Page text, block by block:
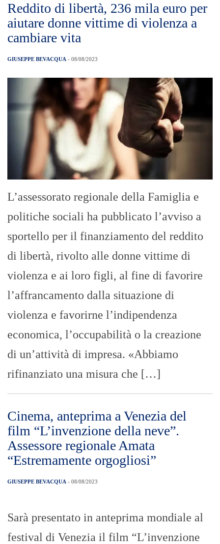
Reddito di libertà, 236 mila euro per
aiutare donne vittime di violenza a
cambiare vita
GIUSEPPE BEVACQUA - 08/08/2023
L’assessorato regionale della Famiglia e
politiche sociali ha pubblicato l’avviso a
sportello per il finanziamento del reddito
di libertà, rivolto alle donne vittime di
violenza e ai loro figli, al fine di favorire
l’affrancamento dalla situazione di
violenza e favorirne l’indipendenza
economica, l’occupabilità o la creazione
di un’attività di impresa. «Abbiamo
rifinanziato una misura che […]
Cinema, anteprima a Venezia del
film “L’invenzione della neve”.
Assessore regionale Amata
“Estremamente orgogliosi”
GIUSEPPE BEVACQUA - 08/08/2023
Sarà presentato in anteprima mondiale al
festival di Venezia il film “L’invenzione